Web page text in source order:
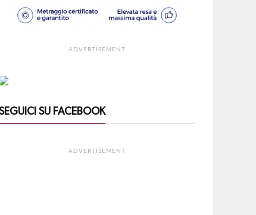
ADVERTISEMENT
SU FACEBOOK
ADVERTISEMENT